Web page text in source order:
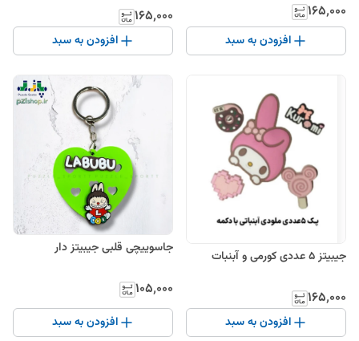
۱۶۵٬۰۰۰
افزودن به سبد
۱۶۵٬۰۰۰
افزودن به سبد
جیبیتز 5 عددی کورمی و آبنبات
۱۶۵٬۰۰۰
افزودن به سبد
جاسوییچی قلبی جیبیتز دار
۱۰۵٬۰۰۰
افزودن به سبد